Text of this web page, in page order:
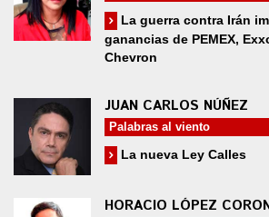
La guerra contra Irán
ganancias de PEMEX,
Chevron
JUAN CARLOS NÚÑEZ
Palabras al viento
La nueva Ley Calles
HORACIO LÓPEZ